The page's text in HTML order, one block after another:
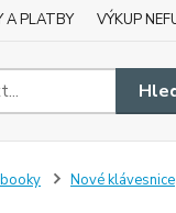
A PLATBY VÝKUP
Nové klávesnice